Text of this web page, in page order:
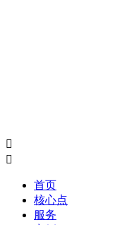


首页
核心点
服务